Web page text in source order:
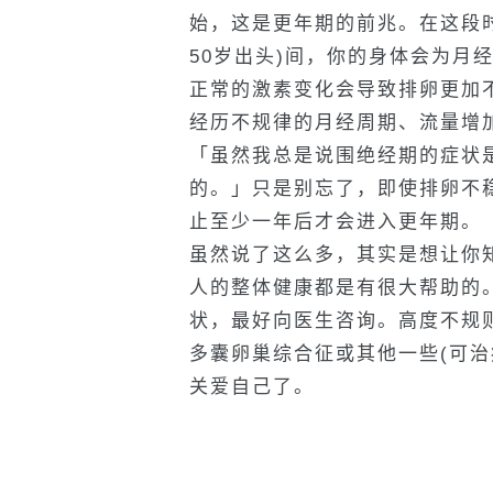
始，这是更年期的前兆。在这
50岁出头)间，你的身体会为月
正常的激素变化会导致排卵更
经历不规律的月经周期、流量
「虽然我总是说围绝经期的症
的。」只是别忘了，即使排卵
止至少一年后才会进入更年期。
虽然说了这么多，其实是想让
人的整体健康都是有很大帮助
状，最好向医生咨询。高度不规
多囊卵巢综合征或其他一些(可
关爱自己了。